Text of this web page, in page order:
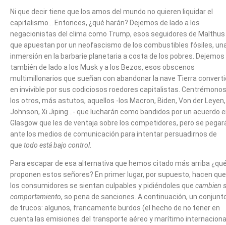
Ni que decir tiene que los amos del mundo no quieren liquidar el
capitalismo… Entonces, ¿qué harán? Dejemos de lado a los
negacionistas del clima como Trump, esos seguidores de Malthus
que apuestan por un neofascismo de los combustibles fósiles,
inmersión en la barbarie planetaria a costa de los pobres. Dejemos
también de lado a los Musk y a los Bezos, esos obscenos
multimillonarios que sueñan con abandonar la nave Tierra
en invivible por sus codiciosos roedores capitalistas.
los otros, más astutos, aquellos -los Macron, Biden, Von der Leyen,
Johnson, Xi Jiping…- que lucharán como bandidos por un acuerdo
Glasgow que les de ventaja sobre los competidores, pero se
ante los medios de comunicación para intentar persuadirnos de
que todo está bajo control.
Para escapar de esa alternativa que hemos citado más arriba
proponen estos señores? En primer lugar, por supuesto, hacen que
los consumidores se sientan culpables y pidiéndoles que cambien
comportamiento, so pena de sanciones. A continuación, un
de trucos: algunos, francamente burdos (el hecho de no tener en
cuenta las emisiones del transporte aéreo y marítimo